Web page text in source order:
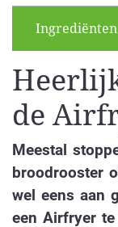
Ingrediënten
de
Meestal
broodrooster
wel eens aan
een Airfryer te